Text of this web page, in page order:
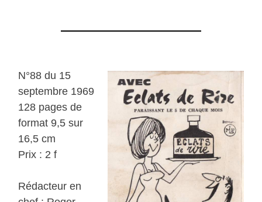
N°88 du 15
septembre 1969
128 pages de
format 9,5 sur
16,5 cm
Prix : 2 f
Rédacteur en